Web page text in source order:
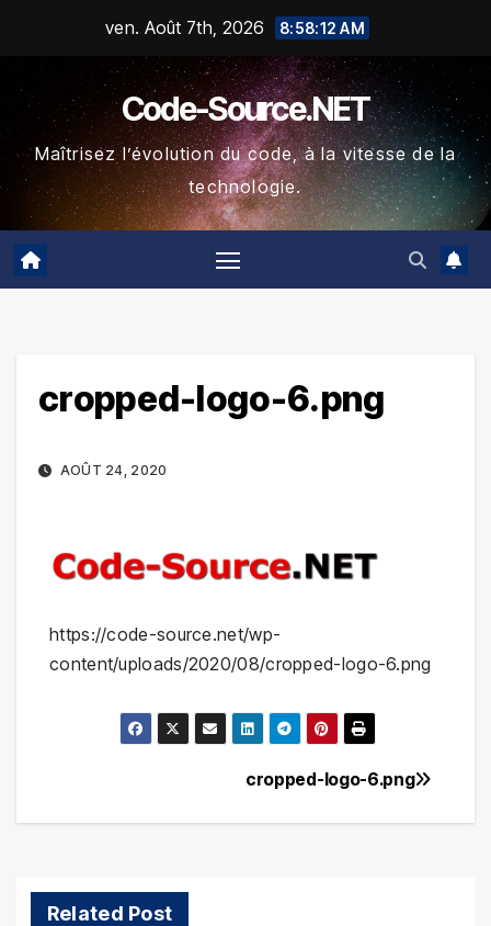
ven. Août 7th, 2026 8:58:13 AM
Code-Source.NET
Maîtrisez l’évolution du code, à la vitesse de la
technologie.
cropped-logo-6.png
AOÛT 24, 2020
https://code-source.net/wp-
content/uploads/2020/08/cropped-logo-6.png
de
l’article
cropped-logo-6.png
Related Post